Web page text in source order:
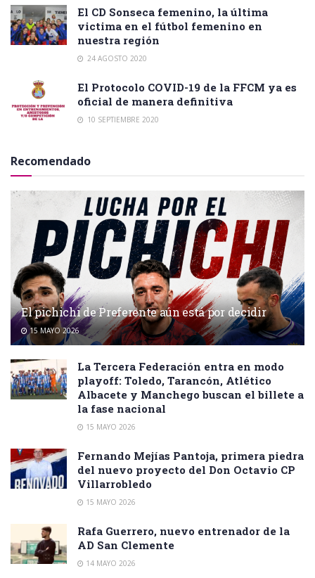
El CD Sonseca femenino, la última
victima en el fútbol femenino en
nuestra región
24 AGOSTO 2020
El Protocolo COVID-19 de la FFCM ya es
oficial de manera definitiva
10 SEPTIEMBRE 2020
Recomendado
El pichichi de Preferente aún está por decidir
15 MAYO 2026
La Tercera Federación entra en modo
playoff: Toledo, Tarancón, Atlético
Albacete y Manchego buscan el billete a
la fase nacional
15 MAYO 2026
Fernando Mejías Pantoja, primera piedra
del nuevo proyecto del Don Octavio CP
Villarrobledo
15 MAYO 2026
Rafa Guerrero, nuevo entrenador de la
AD San Clemente
14 MAYO 2026